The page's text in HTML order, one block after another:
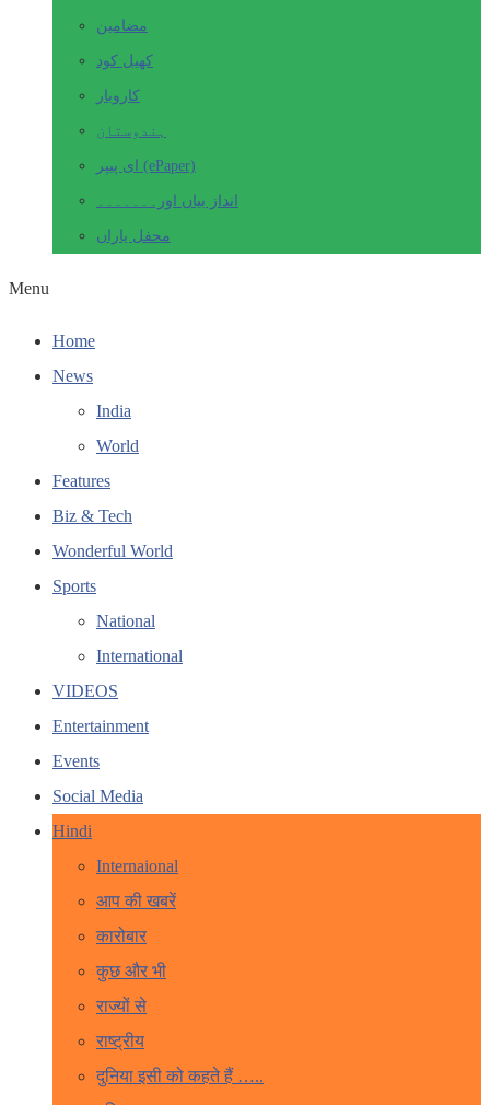
مضامین
کھیل کود
کاروبار
ہندوستان
ای پیپر (ePaper)
انداز بیاں اور۔۔۔۔۔۔۔
محفل یاراں
Menu
Home
News
India
World
Features
Biz & Tech
Wonderful World
Sports
National
International
VIDEOS
Entertainment
Events
Social Media
Hindi
Internaional
आप की खबरें
कारोबार
कुछ और भी
राज्यों से
राष्ट्रीय
दुनिया इसी को कहते हैं …..